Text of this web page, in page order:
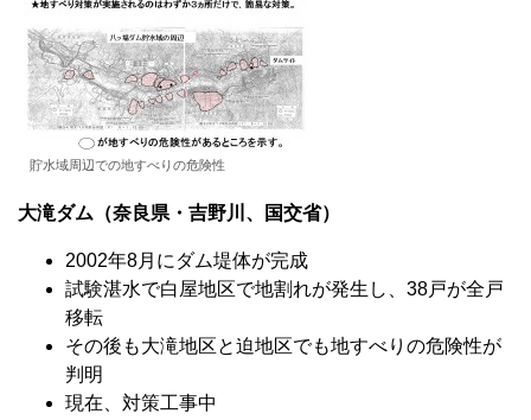
貯水域周辺での地すべりの危険性
大滝ダム（奈良県・吉野川、国交省）
2002年8月にダム堤体が完成
試験湛水で白屋地区で地割れが発生し、38戸が全戸
移転
その後も大滝地区と迫地区でも地すべりの危険性が
判明
現在、対策工事中